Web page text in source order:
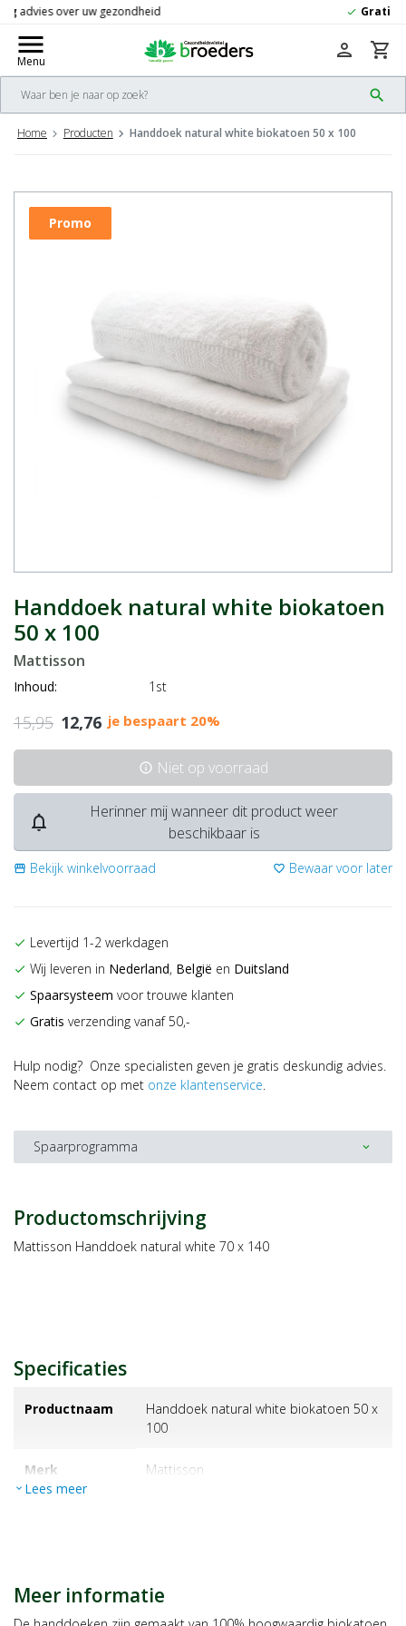
check Gratis
menu
Menu
search
person shopping_cart
Home Producten Handdoek natural white biokatoen 50 x 100
Promo
Handdoek natural white biokatoen
50 x 100
Mattisson
Inhoud: 1st
15,95 12,76 je bespaart 20%
info Niet op voorraad
notifications_none
Herinner mij wanneer dit product weer
beschikbaar is
storefront Bekijk winkelvoorraad favorite_border Bewaar voor later
check Levertijd 1-2 werkdagen
check Wij leveren in Nederland, België en Duitsland
check Spaarsysteem voor trouwe klanten
check Gratis verzending vanaf 50,-
Hulp nodig? Onze specialisten geven je gratis deskundig advies.
Neem contact op met onze klantenservice.
Spaarprogramma expand_more
Productomschrijving
Mattisson Handdoek natural white 70 x 140
Specificaties
Productnaam
Handdoek natural white biokatoen 50 x
100
Merk mattisson
Maat/inhoud: 1st
expand_more Lees meer
Meer informatie